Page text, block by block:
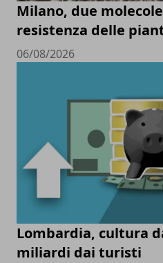
Milano, due
resistenza delle
06/08/2026
Lombardia, cultura
miliardi dai turisti